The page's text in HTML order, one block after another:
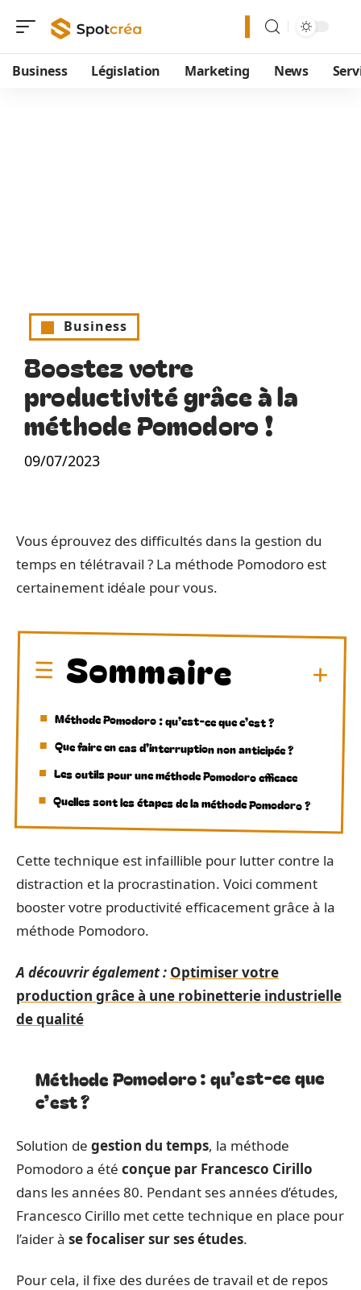
Business Législation Marketing News
Business
Boostez votre
productivité grâce à la
méthode Pomodoro !
09/07/2023
Vous éprouvez des difficultés dans la gestion du
temps en télétravail ? La méthode Pomodoro est
certainement idéale pour vous.
Sommaire
Méthode Pomodoro : qu’est-ce que c’est ?
Que faire en cas d’interruption non anticipée ?
Les outils pour une méthode Pomodoro efficace
Quelles sont les étapes de la méthode Pomodoro ?
Cette technique est infaillible pour lutter contre la
distraction et la procrastination. Voici comment
booster votre productivité efficacement grâce à la
méthode Pomodoro.
A découvrir également : Optimiser votre
production grâce à une robinetterie industrielle
de qualité
Méthode Pomodoro : qu’est-ce que
c’est ?
Solution de gestion du temps, la méthode
Pomodoro a été conçue par Francesco Cirillo
dans les années 80. Pendant ses années d’études,
Francesco Cirillo met cette technique en place pour
l’aider à se focaliser sur ses études.
Pour cela, il fixe des durées de travail et de repos